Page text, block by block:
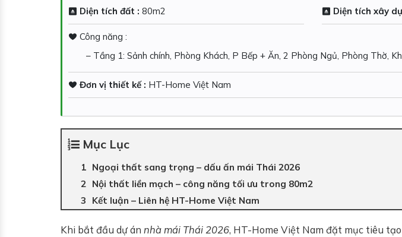
Diện tích đất : 80m2 Diện tích xây
Công năng :
– Tầng 1: Sảnh chính, Phòng Khách, P Bếp + Ăn, 2 Phòng Ngủ, Phòng Thờ,
Đơn vị thiết kế : HT-Home Việt Nam
Mục Lục
Ngoại thất sang trọng – dấu ấn mái Thái 2026
Nội thất liền mạch – công năng tối ưu trong 80m2
Kết luận – Liên hệ HT-Home Việt Nam
Khi bắt đầu dự án nhà mái Thái 2026, HT-Home Việt Nam đặt mục tiêu